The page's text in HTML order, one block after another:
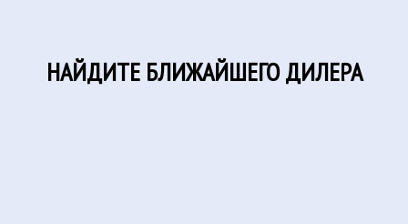
НАЙДИТЕ БЛИЖАЙШЕГО ДИЛЕРА